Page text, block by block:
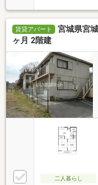
賃貸アパート
宮城県宮
ヶ月 2階建
二人暮らし